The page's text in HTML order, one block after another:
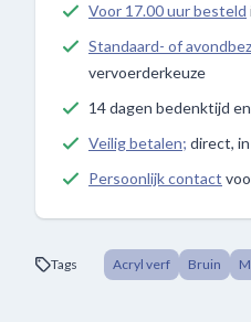
Voor 17.00 uur besteld
Standaard- of
vervoerderkeuze
14 dagen bedenktijd en
Veilig betalen; direct,
Persoonlijk contact
Tags Acryl verf Bruin